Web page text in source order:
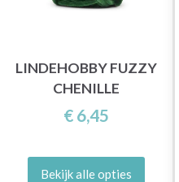
LINDEHOBBY FUZZY
CHENILLE
€ 6,45
Bekijk alle opties